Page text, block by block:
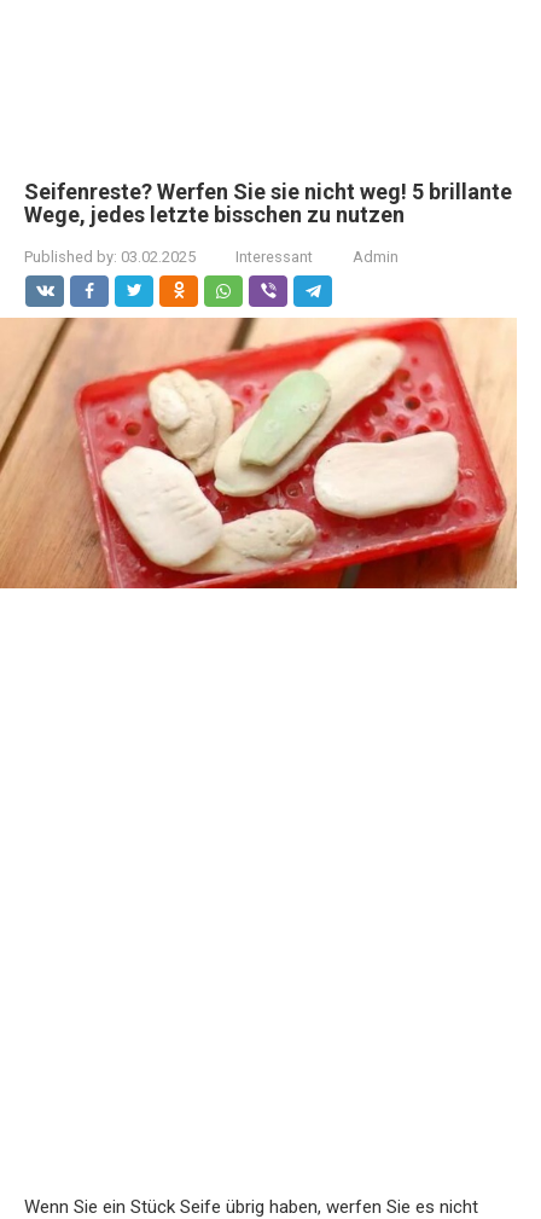
Seifenreste? Werfen Sie sie nicht weg! 5 brillante
Wege, jedes letzte bisschen zu nutzen
Published by: 03.02.2025 Interessant Admin
Wenn Sie ein Stück Seife übrig haben, werfen Sie es nicht